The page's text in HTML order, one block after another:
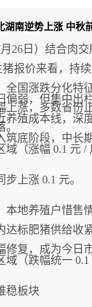
南逆势上涨 中秋
26日）结合肉交
猪报价来看，持
全国涨跌分化特
上涨，多数省份
。
偏弱，但集中出
养殖成本线，深
筑底阶段，中长
（涨幅 0.1 元 /
上涨 0.1 元。
本地养殖户惜售
达标肥猪供给收
修复，成为今日
域（跌幅统一 0.1
稳板块